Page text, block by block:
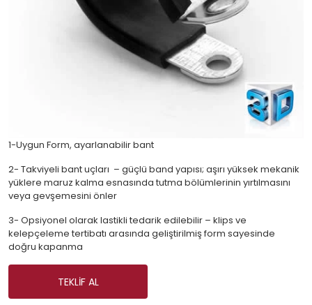
1-Uygun Form, ayarlanabilir bant
2- Takviyeli bant uçları – güçlü band yapısı; aşırı yüksek mekanik
yüklere maruz kalma esnasında tutma bölümlerinin yırtılmasını
veya gevşemesini önler
3- Opsiyonel olarak lastikli tedarik edilebilir – klips ve
kelepçeleme tertibatı arasında geliştirilmiş form sayesinde
doğru kapanma
TEKLIF AL